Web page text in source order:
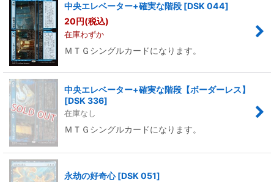
中央エレベーター+確実な階段 [DSK 044]
20円(税込)
在庫わずか
ＭＴＧシングルカードになります。
中央エレベーター+確実な階段【ボーダーレス】
[DSK 336]
在庫なし
ＭＴＧシングルカードになります。
永劫の好奇心 [DSK 051]